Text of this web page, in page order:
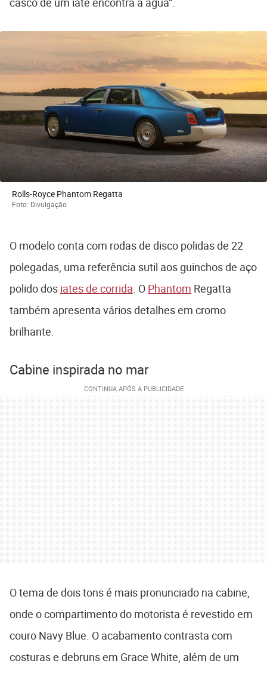
Rolls-Royce Phantom Regatta
Foto: Divulgação
O modelo conta com rodas de disco polidas de 22
polegadas, uma referência sutil aos guinchos de aço
polido dos iates de corrida. O Phantom Regatta
também apresenta vários detalhes em cromo
brilhante.
Cabine inspirada no mar
O tema de dois tons é mais pronunciado na cabine,
onde o compartimento do motorista é revestido em
couro Navy Blue. O acabamento contrasta com
costuras e debruns em Grace White, além de um